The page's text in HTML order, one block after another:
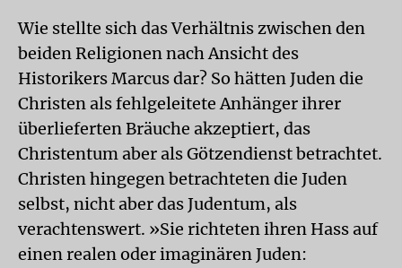
Wie stellte sich das Verhältnis zwischen den
beiden Religionen nach Ansicht des
Historikers Marcus dar? So hätten Juden die
Christen als fehlgeleitete Anhänger ihrer
überlieferten Bräuche akzeptiert, das
Christentum aber als Götzendienst betrachtet.
Christen hingegen betrachteten die Juden
selbst, nicht aber das Judentum, als
verachtenswert. »Sie richteten ihren Hass auf
einen realen oder imaginären Juden: